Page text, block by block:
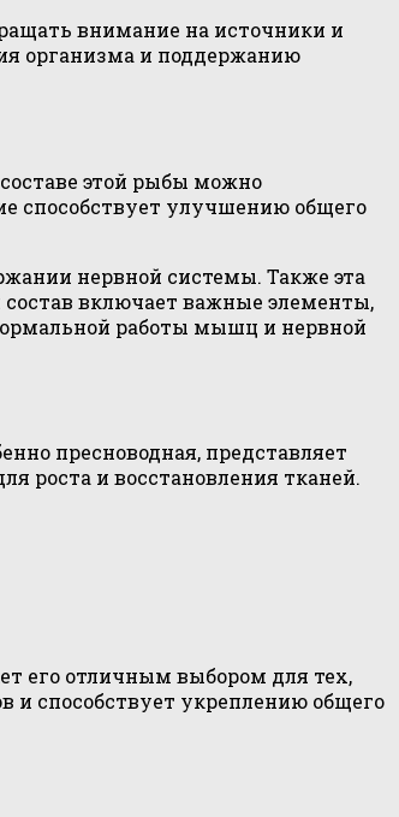
внимание на источники и
организма и поддержанию
этой рыбы можно
способствует улучшению общего
нервной системы. Также эта
включает важные элементы,
работы мышц и нервной
пресноводная, представляет
роста и восстановления тканей.
его отличным выбором для тех,
и способствует укреплению общего